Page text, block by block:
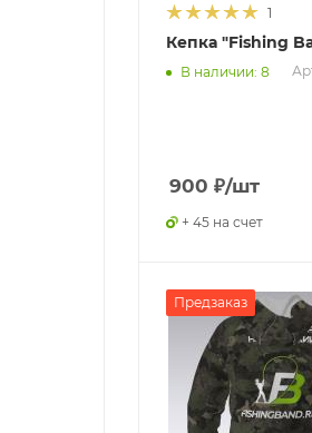
1
Кепка "Fishing
В наличии: 8
900 ₽/шт
+ 45 на счет
Предзаказ